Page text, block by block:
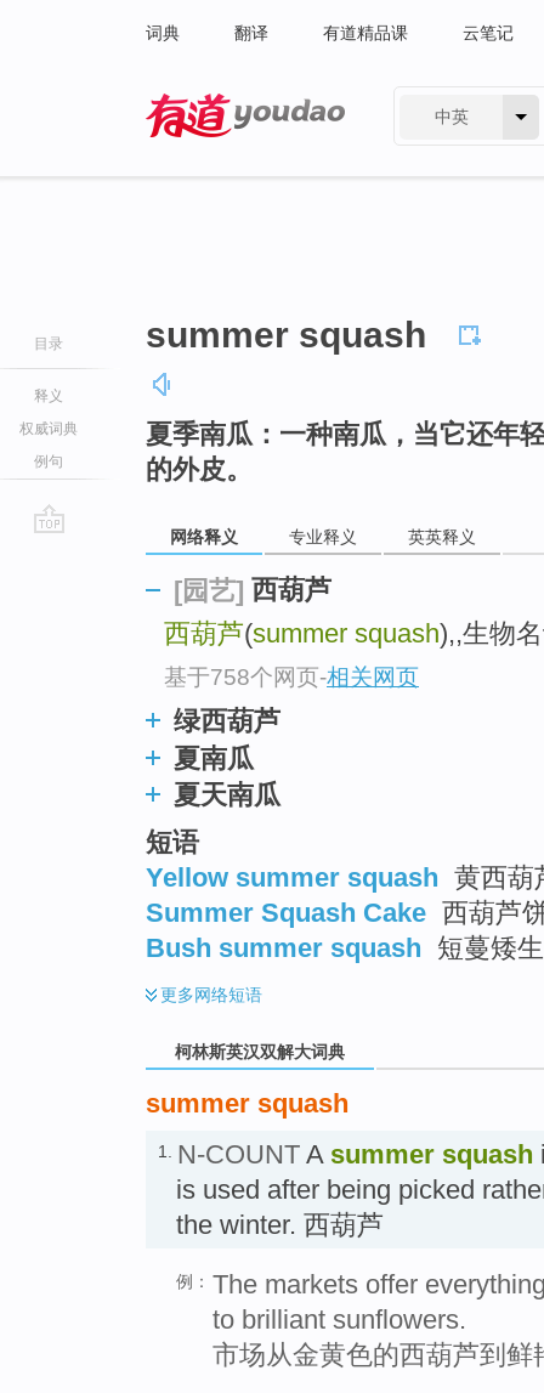
词典 翻译 有道精品课 云笔记
中英
目录
释义
权威词典
例句
summer squash
夏季南瓜：一种南瓜，当它还年
的外皮。
网络释义 专业释义 英英释义
[园艺] 西葫芦
西葫芦(summer squash),,生物
基于758个网页-相关网页
绿西葫芦
夏南瓜
夏天南瓜
短语
Yellow summer squash 黄西葫
Summer Squash Cake 西葫芦
Bush summer squash 短蔓矮
更多网络短语
柯林斯英汉双解大词典
summer squash
1. N-COUNT A summer squash
is used after being picked
the winter. 西葫芦
例： The markets offer
to brilliant sunflowers.
市场从金黄色的西葫芦到